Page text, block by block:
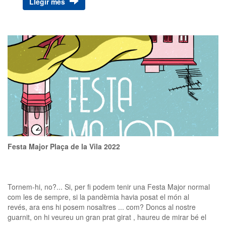
Festa Major Plaça de la Vila 2022
Tornem-hi, no?... Si, per fi podem tenir una Festa Major normal
com les de sempre, si la pandèmia havia posat el món al
revés, ara ens hi posem nosaltres ... com? Doncs al nostre
guarnit, on hi veureu un gran prat girat , haureu de mirar bé el